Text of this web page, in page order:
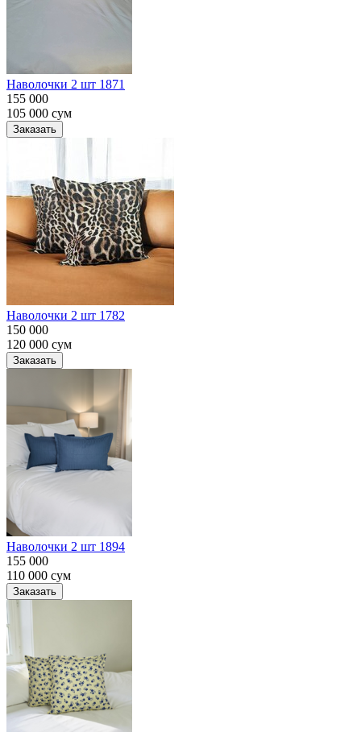
Наволочки 2 шт 1871
155 000
105 000 сум
Заказать
Наволочки 2 шт 1782
150 000
120 000 сум
Заказать
Наволочки 2 шт 1894
155 000
110 000 сум
Заказать